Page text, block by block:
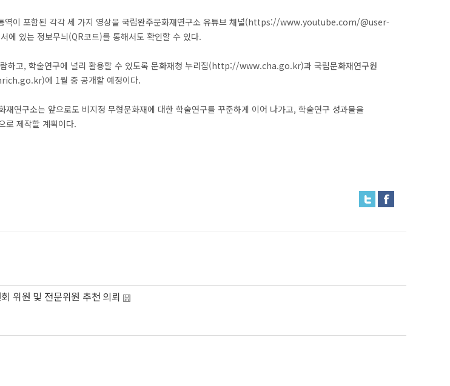
역이 포함된 각각 세 가지 영상을 국립완주문화재연구소 유튜브 채널(https://www.youtube.com/@user-
있는 정보무늬(QR코드)를 통해서도 확인할 수 있다.
하고, 학술연구에 널리 활용할 수 있도록 문화재청 누리집(http://www.cha.go.kr)과 국립문화재연구원
에 1월 중 공개할 예정이다.
재연구소는 앞으로도 비지정 무형문화재에 대한 학술연구를 꾸준하게 이어 나가고, 학술연구 성과물을
로 제작할 계획이다.
위원 및 전문위원 추천 의뢰